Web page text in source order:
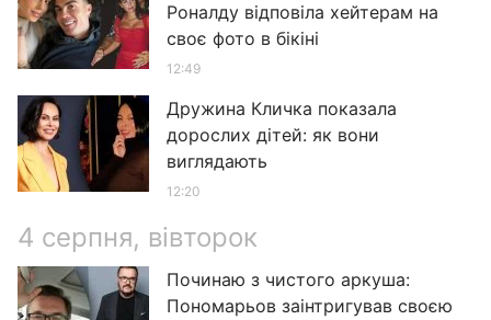
Роналду відповіла хейтерам на
своє фото в бікіні
12:49
Дружина Кличка показала
дорослих дітей: як вони
виглядають
12:20
4 серпня, вівторок
Починаю з чистого аркуша:
Пономарьов заінтригував своєю